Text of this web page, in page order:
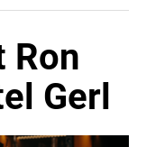
Ron
Gerl